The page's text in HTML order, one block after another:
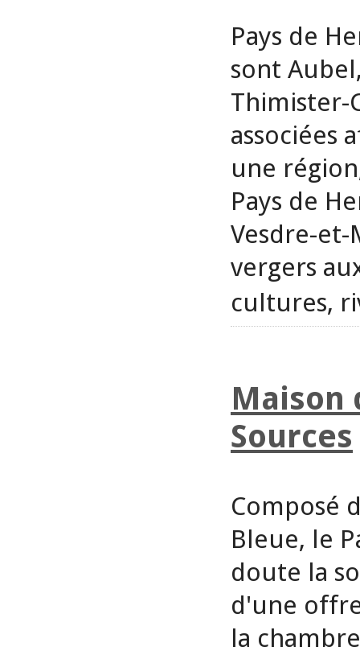
Pays de
sont
Thimister-
associées
une
Pays de
Vesdre-et-
vergers
cultures,
Maison
Sources
Composé
Bleue, le
doute la
d'une
la